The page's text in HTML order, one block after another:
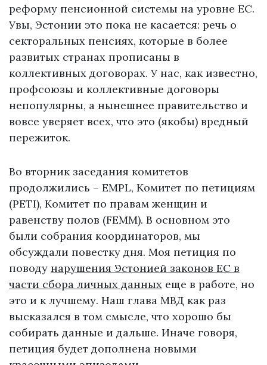
реформу пенсионной системы на уровне ЕС.
Увы, Эстонии это пока не касается: речь о
секторальных пенсиях, которые в более
развитых странах прописаны в
коллективных договорах. У нас, как известно,
профсоюзы и коллективные договоры
непопулярны, а нынешнее правительство и
вовсе уверяет всех, что это (якобы) вредный
пережиток.
Во вторник заседания комитетов
продолжились – EMPL, Комитет по петициям
(PETI), Комитет по правам женщин и
равенству полов (FEMM). В основном это
были собрания координаторов, мы
обсуждали повестку дня. Моя петиция по
поводу нарушения Эстонией законов ЕС в
части сбора личных данных еще в работе, но
это и к лучшему. Наш глава МВД как раз
высказался в том смысле, что хорошо бы
собирать данные и дальше. Иначе говоря,
петиция будет дополнена новыми